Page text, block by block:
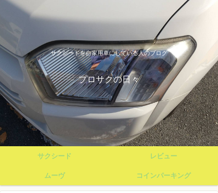
サクシードを自家用車にしている人のブログ
プロサクの日々
サクシード レビュー
ムーヴ コインパーキング